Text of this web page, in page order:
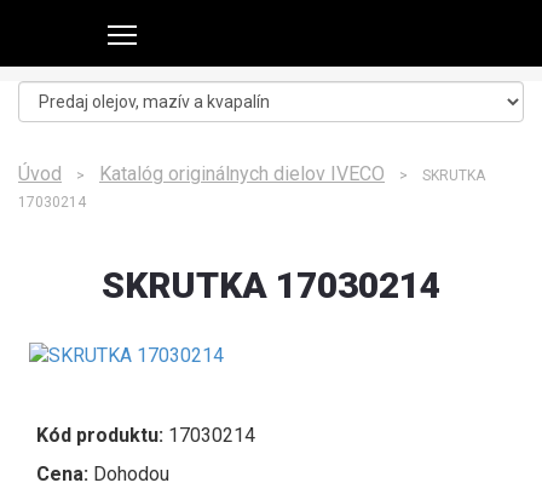
Úvod > Katalóg originálnych dielov IVECO > SKRUTKA
17030214
SKRUTKA 17030214
Kód produktu: 17030214
Cena: Dohodou